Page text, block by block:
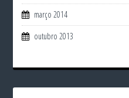
março 2014
outubro 2013